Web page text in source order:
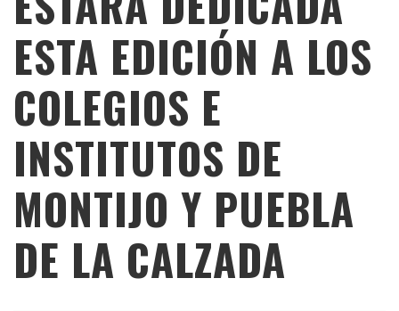
ESTA EDICIÓN A LOS
COLEGIOS E
INSTITUTOS DE
MONTIJO Y PUEBLA
DE LA CALZADA